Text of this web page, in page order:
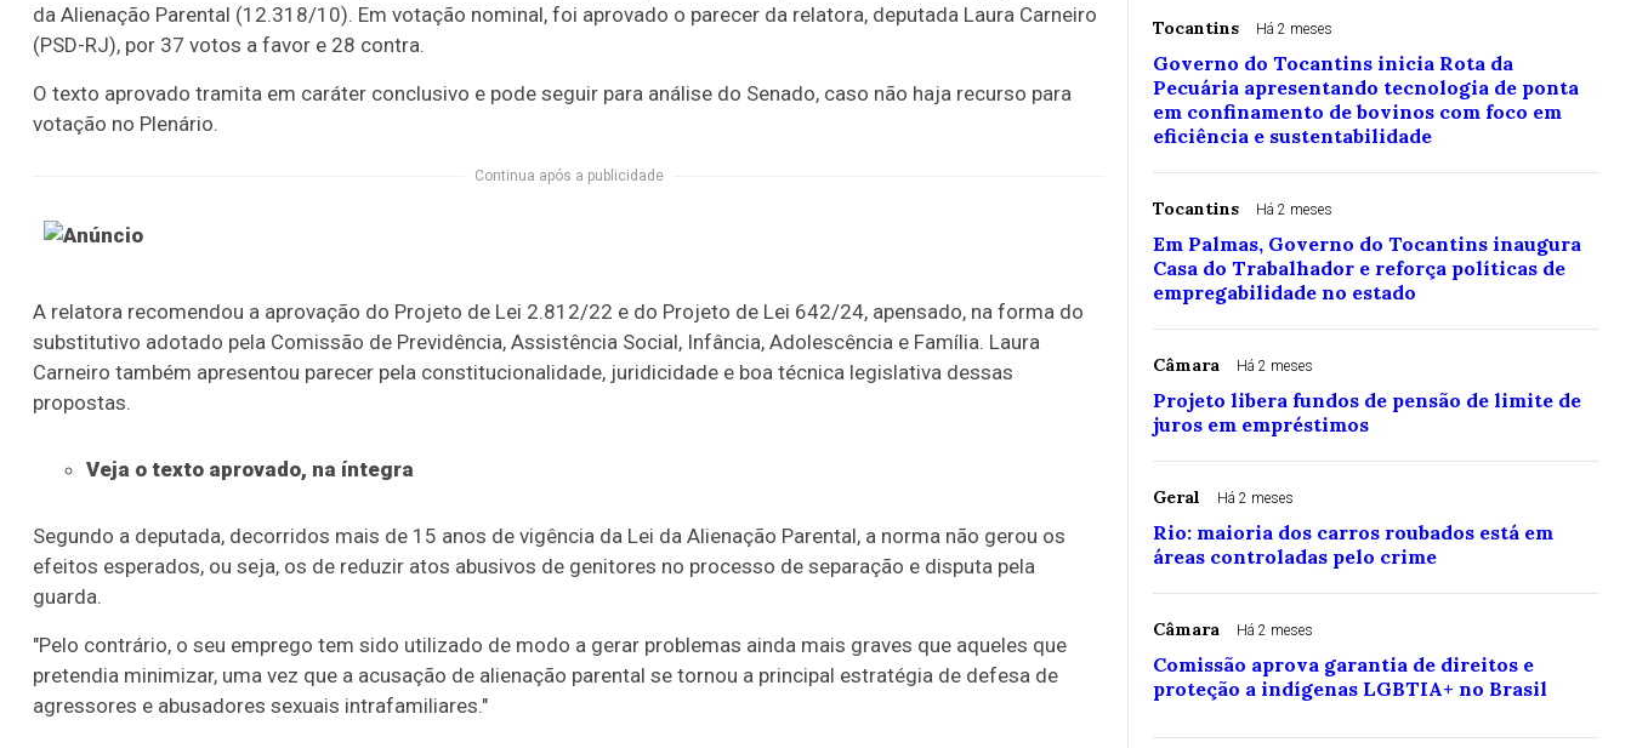
da Alienação Parental (12.318/10). Em votação nominal, foi aprovado o parecer da relatora, deputada Laura Carneiro
(PSD-RJ), por 37 votos a favor e 28 contra.
O texto aprovado tramita em caráter conclusivo e pode seguir para análise do Senado, caso não haja recurso para
votação no Plenário.
Continua após a publicidade
A relatora recomendou a aprovação do Projeto de Lei 2.812/22 e do Projeto de Lei 642/24, apensado, na forma do
substitutivo adotado pela Comissão de Previdência, Assistência Social, Infância, Adolescência e Família. Laura
Carneiro também apresentou parecer pela constitucionalidade, juridicidade e boa técnica legislativa dessas
propostas.
Veja o texto aprovado, na íntegra
Segundo a deputada, decorridos mais de 15 anos de vigência da Lei da Alienação Parental, a norma não gerou os
efeitos esperados, ou seja, os de reduzir atos abusivos de genitores no processo de separação e disputa pela
guarda.
"Pelo contrário, o seu emprego tem sido utilizado de modo a gerar problemas ainda mais graves que aqueles que
pretendia minimizar, uma vez que a acusação de alienação parental se tornou a principal estratégia de defesa de
agressores e abusadores sexuais intrafamiliares."
Tocantins Há 2 meses
Governo do Tocantins inicia Rota da
Pecuária apresentando tecnologia de ponta
em confinamento de bovinos com foco em
eficiência e sustentabilidade
Tocantins Há 2 meses
Em Palmas, Governo do Tocantins inaugura
Casa do Trabalhador e reforça políticas de
empregabilidade no estado
Câmara Há 2 meses
Projeto libera fundos de pensão de limite de
juros em empréstimos
Geral Há 2 meses
Rio: maioria dos carros roubados está em
áreas controladas pelo crime
Câmara Há 2 meses
Comissão aprova garantia de direitos e
proteção a indígenas LGBTIA+ no Brasil